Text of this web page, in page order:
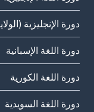
دورة الإنجليزية
دورة اللغة الإسبانية
دورة اللغة الكورية
دورة اللغة السويدية